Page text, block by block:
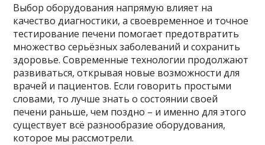
Выбор оборудования напрямую влияет на
качество диагностики, а своевременное и точное
тестирование печени помогает предотвратить
множество серьёзных заболеваний и сохранить
здоровье. Современные технологии продолжают
развиваться, открывая новые возможности для
врачей и пациентов. Если говорить простыми
словами, то лучше знать о состоянии своей
печени раньше, чем поздно – и именно для этого
существует всё разнообразие оборудования,
которое мы рассмотрели.